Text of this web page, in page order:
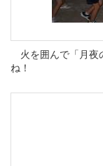
火を囲んで「月夜
ね！